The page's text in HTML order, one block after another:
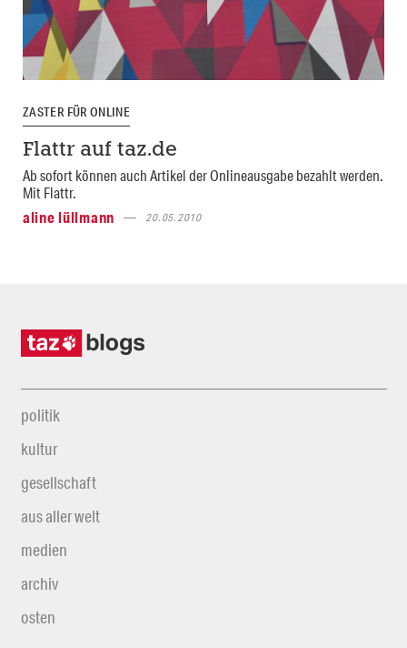
ZASTER FÜR ONLINE
Flattr auf taz.de
Ab sofort können auch Artikel der Onlineausgabe bezahlt werden.
Mit Flattr.
aline lüllmann
20.05.2010
politik
kultur
gesellschaft
aus aller welt
medien
archiv
osten